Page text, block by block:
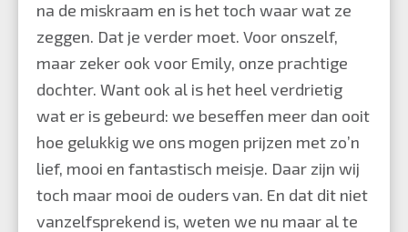
na de miskraam en is het toch waar wat ze
zeggen. Dat je verder moet. Voor onszelf,
maar zeker ook voor Emily, onze prachtige
dochter. Want ook al is het heel verdrietig
wat er is gebeurd: we beseffen meer dan ooit
hoe gelukkig we ons mogen prijzen met zo’n
lief, mooi en fantastisch meisje. Daar zijn wij
toch maar mooi de ouders van. En dat dit niet
vanzelfsprekend is, weten we nu maar al te